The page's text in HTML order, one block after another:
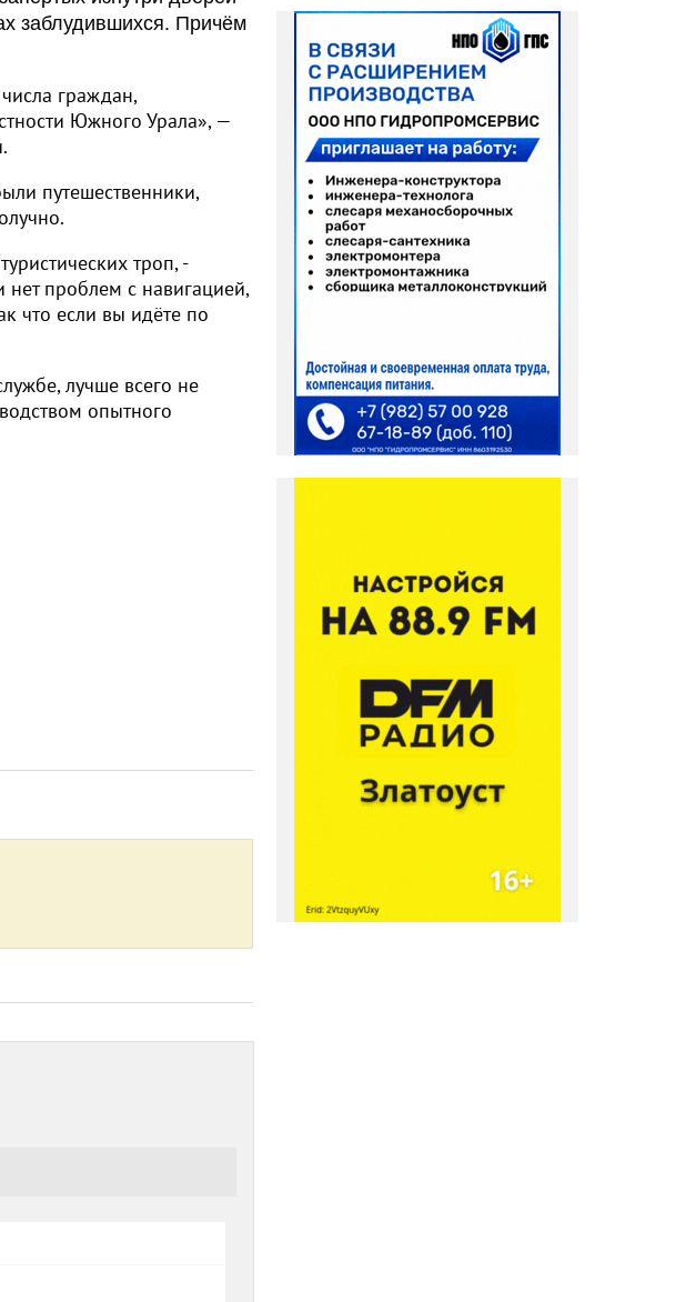
заблудившихся. Причём
граждан,
Южного Урала», —
путешественники,
троп, -
нет проблем с навигацией,
что если вы идёте по
лучше всего не
опытного